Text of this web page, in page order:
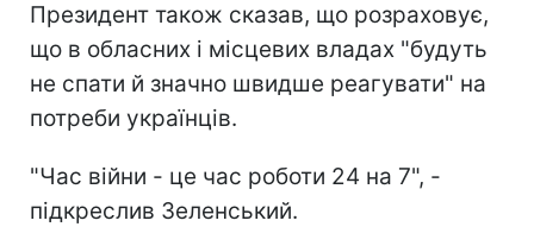
Президент також сказав, що розраховує,
що в обласних і місцевих владах "будуть
не спати й значно швидше реагувати" на
потреби українців.
"Час війни - це час роботи 24 на 7", -
підкреслив Зеленський.